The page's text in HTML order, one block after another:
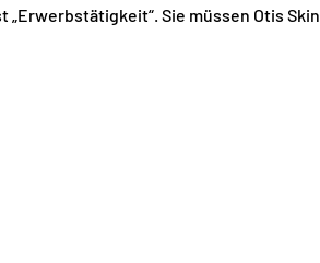
„Erwerbstätigkeit“. Sie müssen Otis